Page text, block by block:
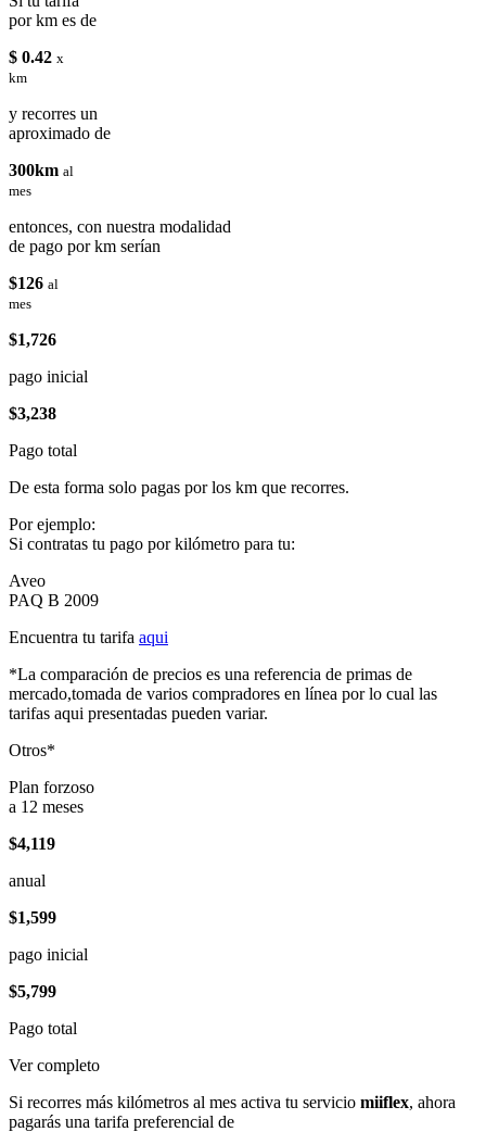
por km es de
$ 0.42 x
km
y recorres un
aproximado de
300km al
mes
entonces, con nuestra modalidad
de pago por km serían
$126 al
mes
$1,726
pago inicial
$3,238
Pago total
De esta forma solo pagas por los km que recorres.
Por ejemplo:
Si contratas tu pago por kilómetro para tu:
Aveo
PAQ B 2009
Encuentra tu tarifa aqui
*La comparación de precios es una referencia de primas de
mercado,tomada de varios compradores en línea por lo cual las
tarifas aqui presentadas pueden variar.
Otros*
Plan forzoso
a 12 meses
$4,119
anual
$1,599
pago inicial
$5,799
Pago total
Ver completo
Si recorres más kilómetros al mes activa tu servicio miiflex, ahora
pagarás una tarifa preferencial de